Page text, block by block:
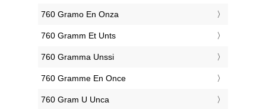
‎760 Gramo En Onza
‎760 Gramm Et Unts
‎760 Gramma Unssi
‎760 Gramme En Once
‎760 Gram U Unca